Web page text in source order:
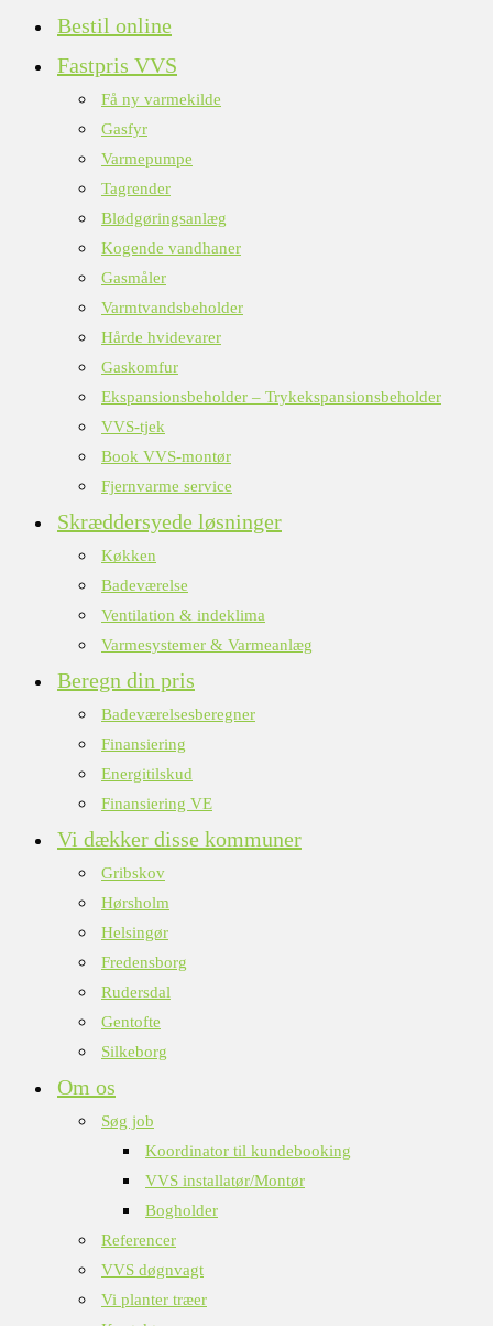
Bestil online
Fastpris VVS
Få ny varmekilde
Gasfyr
Varmepumpe
Tagrender
Blødgøringsanlæg
Kogende vandhaner
Gasmåler
Varmtvandsbeholder
Hårde hvidevarer
Gaskomfur
Ekspansionsbeholder – Trykekspansionsbeholder
VVS-tjek
Book VVS-montør
Fjernvarme service
Skræddersyede løsninger
Køkken
Badeværelse
Ventilation & indeklima
Varmesystemer & Varmeanlæg
Beregn din pris
Badeværelsesberegner
Finansiering
Energitilskud
Finansiering VE
Vi dækker disse kommuner
Gribskov
Hørsholm
Helsingør
Fredensborg
Rudersdal
Gentofte
Silkeborg
Om os
Søg job
Koordinator til kundebooking
VVS installatør/Montør
Bogholder
Referencer
VVS døgnvagt
Vi planter træer